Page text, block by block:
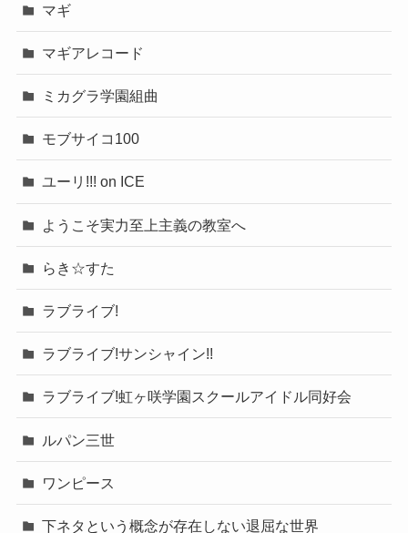
マギ
マギアレコード
ミカグラ学園組曲
モブサイコ100
ユーリ!!! on ICE
ようこそ実力至上主義の教室へ
らき☆すた
ラブライブ!
ラブライブ!サンシャイン!!
ラブライブ!虹ヶ咲学園スクールアイドル同好会
ルパン三世
ワンピース
下ネタという概念が存在しない退屈な世界